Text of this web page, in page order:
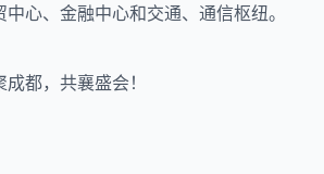
心、金融中心和交通、通信枢纽。
都，共襄盛会！